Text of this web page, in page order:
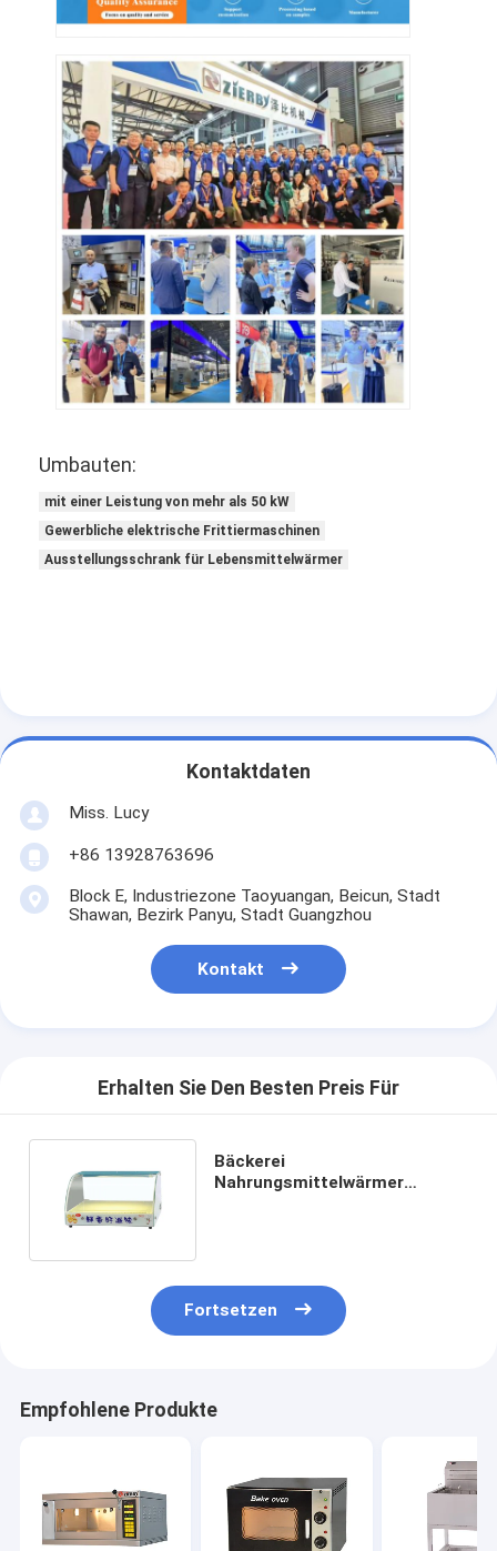
Divider Rounder
Lebensmittelformer
Teig Sheeter
Handelsbrotschneidemaschine
Bäckereiprüfer
Kühlschrankeinspeicher
Etagenofen
Handelsbackofen
Kombidämpfer
Kleine Bäckerausrüstung
Bäckerei-Bildschrank
Umbauten:
mit einer Leistung von mehr als 50 kW
Gewerbliche elektrische Frittiermaschinen
Ausstellungsschrank für Lebensmittelwärmer
Kontaktdaten
Miss. Lucy
+86 13928763696
Block E, Industriezone Taoyuangan, Beicun, Stadt
Shawan, Bezirk Panyu, Stadt Guangzhou
Kontakt
Erhalten Sie Den Besten Preis Für
Bäckerei
Nahrungsmittelwärmer
Fortsetzen
Empfohlene Produkte